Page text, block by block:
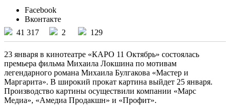
Facebook
Вконтакте
41 317
2 129
23 января в кинотеатре «КАРО 11 Октябрь» состоялась
премьера фильма Михаила Локшина по мотивам
легендарного романа Михаила Булгакова «Мастер и
Маргарита». В широкий прокат картина выйдет 25 января.
Производство картины осуществили компании «Марс
Медиа», «Амедиа Продакшн» и «Профит».